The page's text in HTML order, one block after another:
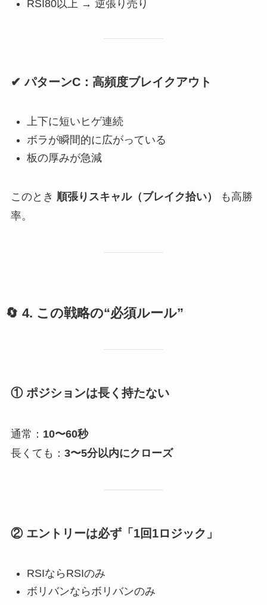
RSI80以上 → 逆張り売り
✔ パターンC：高頻度ブレイクアウト
上下に短いヒゲ連続
ボラが瞬間的に広がっている
板の厚みが急減
このとき 順張りスキャル（ブレイク拾い）
も高勝
率。
🔄 4. この戦略の“必須ルール”
① ポジションは長く持たない
通常： 10〜60秒
長くても： 3〜5分以内にクローズ
② エントリーは必ず「1回1ロジック」
RSIならRSIのみ
ボリバンならボリバンのみ